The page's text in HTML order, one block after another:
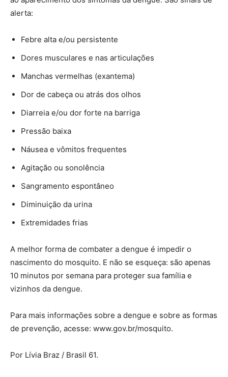
alerta:
Febre alta e/ou persistente
Dores musculares e nas articulações
Manchas vermelhas (exantema)
Dor de cabeça ou atrás dos olhos
Diarreia e/ou dor forte na barriga
Pressão baixa
Náusea e vômitos frequentes
Agitação ou sonolência
Sangramento espontâneo
Diminuição da urina
Extremidades frias
A melhor forma de combater a dengue é impedir o
nascimento do mosquito. E não se esqueça: são apenas
10 minutos por semana para proteger sua família e
vizinhos da dengue.
Para mais informações sobre a dengue e sobre as formas
de prevenção, acesse: www.gov.br/mosquito.
Por Lívia Braz / Brasil 61.